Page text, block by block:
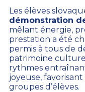
Les élèves
démonstration
mêlant énergie,
prestation a été
permis à tous de
patrimoine
rythmes
joyeuse,
groupes d’élèves.